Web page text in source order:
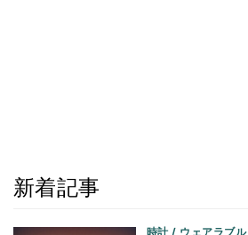
新着記事
時計 / ウェアラブル